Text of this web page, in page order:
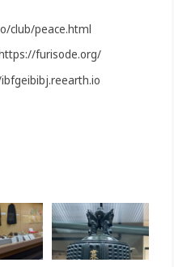
club/peace.html
furisode.org/